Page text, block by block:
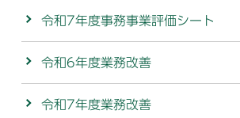
令和7年度事務事業評価シート
令和6年度業務改善
令和7年度業務改善